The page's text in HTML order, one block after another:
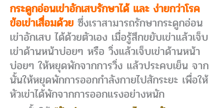
กระดูกอ่อนเข่าอักเสบรักษาได้ และ ง่ายกว่าโรค
ข้อเข่าเสื่อมด้วย ซึ่งเราสามารถรักษากระดูกอ่อน
เข่าอักเสบ ได้ด้วยตัวเอง เมื่อรู้สึกขยับเข่าแล้วเจ็บ
เข่าด้านหน้าบ่อยๆ หรือ วิ่งแล้วเจ็บเข่าด้านหน้า
บ่อยๆ ให้หยุดพักจากการวิ่ง แล้วประคบเย็น จาก
นั้นให้หยุดพักการออกกำลังกายไปสักระยะ เพื่อให้
หัวเข่าได้พักจากการออกแรงอย่างหนัก